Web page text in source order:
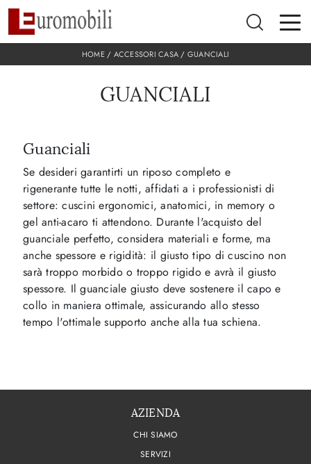
HOME/ ACCESSORI CASA / GUANCIALI
GUANCIALI
Guanciali
Se desideri garantirti un riposo completo e
rigenerante tutte le notti, affidati a i professionisti di
settore: cuscini ergonomici, anatomici, in memory o
gel anti-acaro ti attendono. Durante l'acquisto del
guanciale perfetto, considera materiali e forme, ma
anche spessore e rigidità: il giusto tipo di cuscino non
sarà troppo morbido o troppo rigido e avrà il giusto
spessore. Il guanciale giusto deve sostenere il capo e
collo in maniera ottimale, assicurando allo stesso
tempo l'ottimale supporto anche alla tua schiena.
AZIENDA
CHI SIAMO
SERVIZI